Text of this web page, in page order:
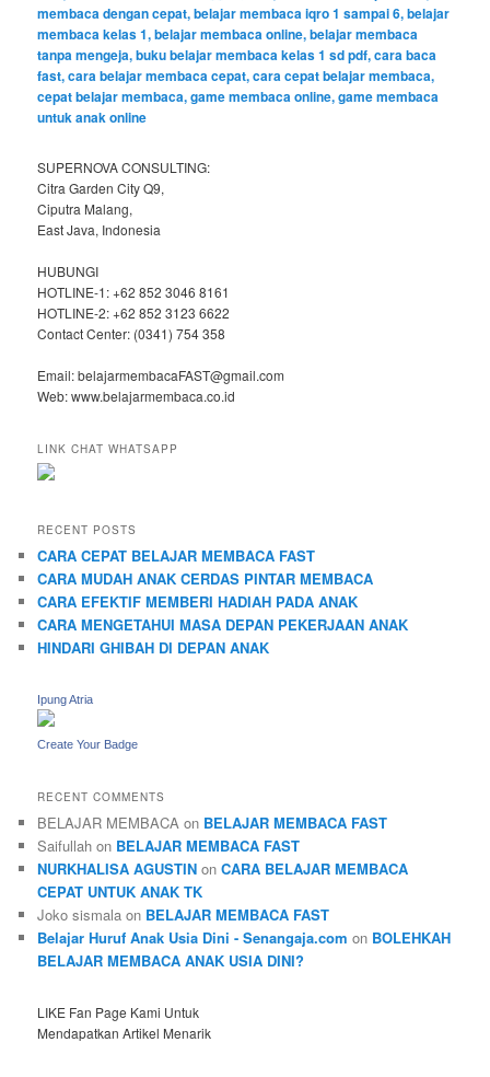
SUPERNOVA CONSULTING:
Citra Garden City Q9,
Ciputra Malang,
East Java, Indonesia
HUBUNGI
HOTLINE-1: +62 852 3046 8161
HOTLINE-2: +62 852 3123 6622
Contact Center: (0341) 754 358
Email: belajarmembacaFAST@gmail.com
Web: www.belajarmembaca.co.id
LINK CHAT WHATSAPP
RECENT POSTS
CARA CEPAT BELAJAR MEMBACA FAST
CARA MUDAH ANAK CERDAS PINTAR MEMBACA
CARA EFEKTIF MEMBERI HADIAH PADA ANAK
CARA MENGETAHUI MASA DEPAN PEKERJAAN ANAK
HINDARI GHIBAH DI DEPAN ANAK
Ipung Atria
Create Your Badge
RECENT COMMENTS
BELAJAR MEMBACA on BELAJAR MEMBACA FAST
Saifullah on BELAJAR MEMBACA FAST
NURKHALISA AGUSTIN onCARA BELAJAR MEMBACA
CEPAT UNTUK ANAK TK
Joko sismala on BELAJAR MEMBACA FAST
Belajar Huruf Anak Usia Dini - Senangaja.com on BOLEHKAH
BELAJAR MEMBACA ANAK USIA DINI?
LIKE Fan Page Kami Untuk
Mendapatkan Artikel Menarik